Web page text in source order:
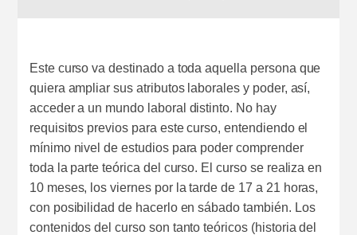
Este curso va destinado a toda aquella persona que
quiera ampliar sus atributos laborales y poder, así,
acceder a un mundo laboral distinto. No hay
requisitos previos para este curso, entendiendo el
mínimo nivel de estudios para poder comprender
toda la parte teórica del curso. El curso se realiza en
10 meses, los viernes por la tarde de 17 a 21 horas,
con posibilidad de hacerlo en sábado también. Los
contenidos del curso son tanto teóricos (historia del